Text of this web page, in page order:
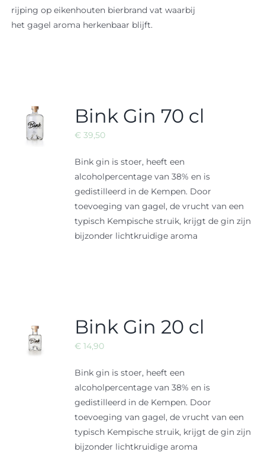
rijping op eikenhouten bierbrand vat waarbij
het gagel aroma herkenbaar blijft.
Bink Gin 70 cl
€39,50
Bink gin is stoer, heeft een
alcoholpercentage van 38% en is
gedistilleerd in de Kempen. Door
toevoeging van gagel, de vrucht van een
typisch Kempische struik, krijgt de gin zijn
bijzonder lichtkruidige aroma
Bink Gin 20 cl
€14,90
Bink gin is stoer, heeft een
alcoholpercentage van 38% en is
gedistilleerd in de Kempen. Door
toevoeging van gagel, de vrucht van een
typisch Kempische struik, krijgt de gin zijn
bijzonder lichtkruidige aroma